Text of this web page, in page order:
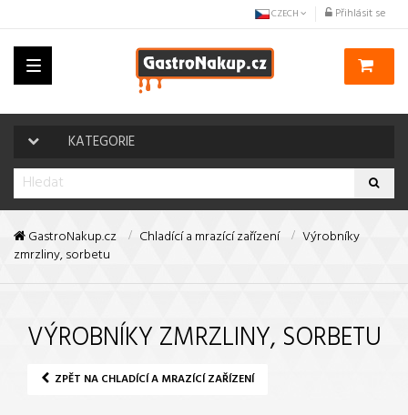
Přihlásit se
CZECH
Toggle
navigation
KATEGORIE
GastroNakup.cz Chladící a mrazící zařízení
Výrobníky
zmrzliny, sorbetu
VÝROBNÍKY ZMRZLINY, SORBETU
ZPĚT NA CHLADÍCÍ A MRAZÍCÍ ZAŘÍZENÍ